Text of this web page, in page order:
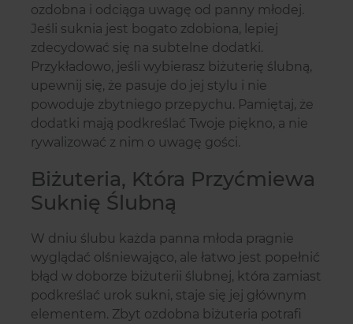
ozdobna i odciąga uwagę od panny młodej.
Jeśli suknia jest bogato zdobiona, lepiej
zdecydować się na subtelne dodatki.
Przykładowo, jeśli wybierasz biżuterię ślubną,
upewnij się, że pasuje do jej stylu i nie
powoduje zbytniego przepychu. Pamiętaj, że
dodatki mają podkreślać Twoje piękno, a nie
rywalizować z nim o uwagę gości.
Biżuteria, Która Przyćmiewa
Suknię Ślubną
W dniu ślubu każda panna młoda pragnie
wyglądać olśniewająco, ale łatwo jest popełnić
błąd w doborze biżuterii ślubnej, która zamiast
podkreślać urok sukni, staje się jej głównym
elementem. Zbyt ozdobna biżuteria potrafi